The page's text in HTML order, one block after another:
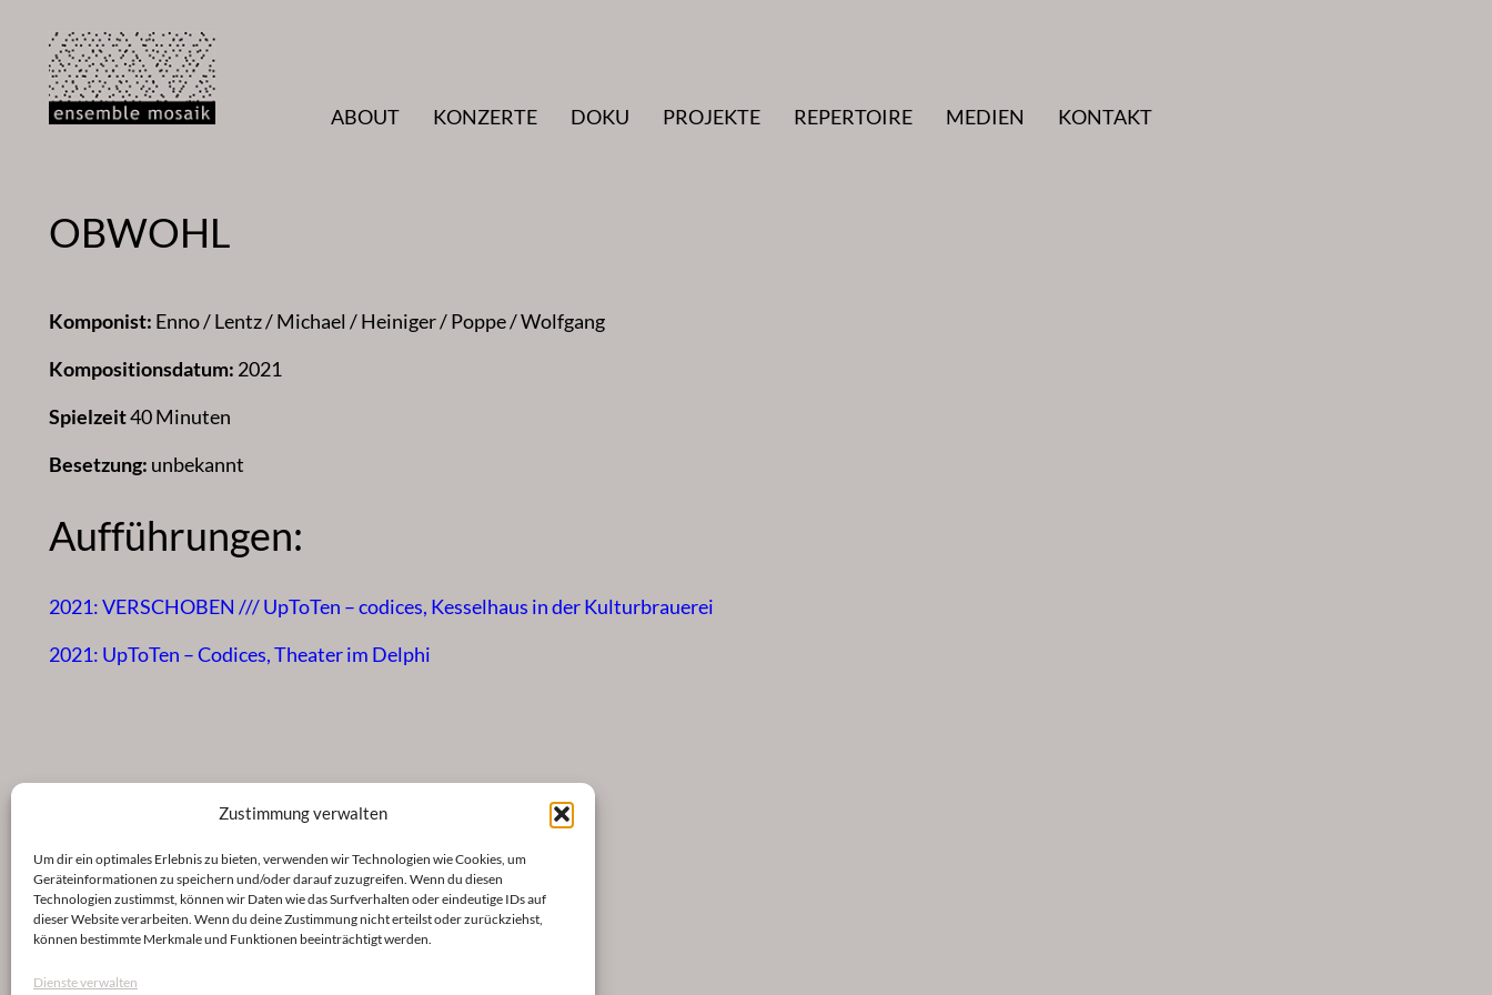
Zustimmung verwalten
Um dir ein optimales Erlebnis zu bieten, verwenden wir Technologien wie Cookies, um
Geräteinformationen zu speichern und/oder darauf zuzugreifen. Wenn du diesen
Technologien zustimmst, können wir Daten wie das Surfverhalten oder eindeutige IDs auf
dieser Website verarbeiten. Wenn du deine Zustimmung nicht erteilst oder zurückziehst,
können bestimmte Merkmale und Funktionen beeinträchtigt werden.
Dienste verwalten
Inhalt
springen
ABOUT
KONZERTE DOKU PROJEKTE REPERTOIRE MEDIEN KONTAKT
OBWOHL
Komponist: Enno / Lentz / Michael / Heiniger / Poppe / Wolfgang
Kompositionsdatum: 2021
Spielzeit40 Minuten
Besetzung: unbekannt
Aufführungen:
2021: VERSCHOBEN /// UpToTen – codices, Kesselhaus in der Kulturbrauerei
2021: UpToTen – Codices, Theater im Delphi